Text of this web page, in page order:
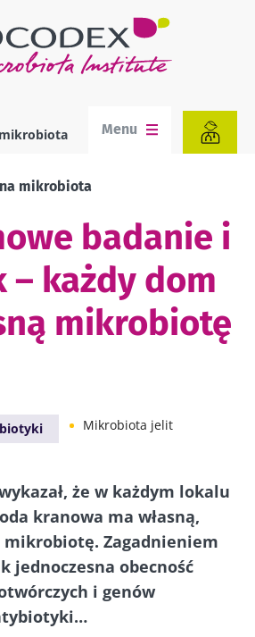
Menu
mikrobiota
badanie i
– każdy dom
mikrobiotę
Mikrobiota jelit
że w każdym lokalu
kranowa ma własną,
Zagadnieniem
jednoczesna obecność
i genów